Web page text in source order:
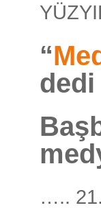
“
dedi
…..